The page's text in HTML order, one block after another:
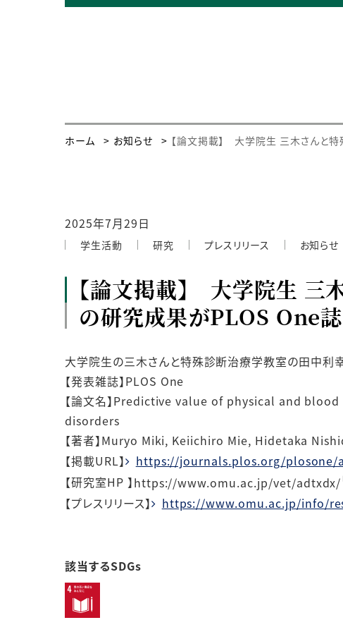
ホーム お知らせ 【論文掲載】 大学院生 三木さんと
2025年7月29日
学生活動 研究 プレスリリース お知らせ
【論文掲載】 大学院生 三
の研究成果がPLOS One誌
大学院生の三木さんと特殊診断治療学教室の田中利
【発表雑誌】PLOS One
【論文名】Predictive value of physical and
disorders
【著者】Muryo Miki, Keiichiro Mie, Hidetaka
【掲載URL】
https://journals.plos.org/plosone/
【研究室HP 】https://www.omu.ac.jp/vet/adtxdx/
【プレスリリース】 https://www.omu.ac.jp/info/
該当するSDGs